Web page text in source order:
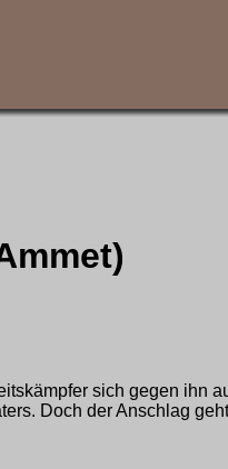
sich gegen ihn
Doch der Anschlag